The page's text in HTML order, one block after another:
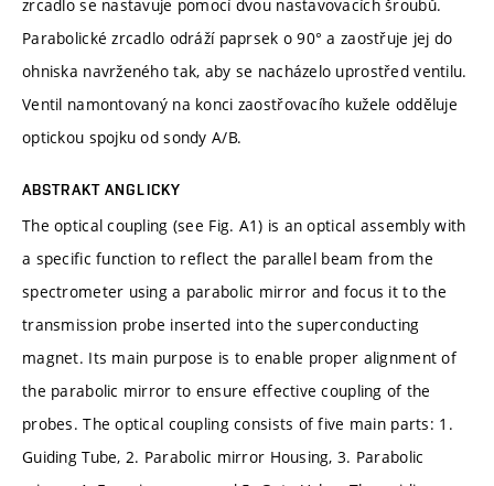
zrcadlo se nastavuje pomocí dvou nastavovacích šroubů.
Parabolické zrcadlo odráží paprsek o 90° a zaostřuje jej do
ohniska navrženého tak, aby se nacházelo uprostřed ventilu.
Ventil namontovaný na konci zaostřovacího kužele odděluje
optickou spojku od sondy A/B.
ABSTRAKT ANGLICKY
The optical coupling (see Fig. A1) is an optical assembly with
a specific function to reflect the parallel beam from the
spectrometer using a parabolic mirror and focus it to the
transmission probe inserted into the superconducting
magnet. Its main purpose is to enable proper alignment of
the parabolic mirror to ensure effective coupling of the
probes. The optical coupling consists of five main parts: 1.
Guiding Tube, 2. Parabolic mirror Housing, 3. Parabolic